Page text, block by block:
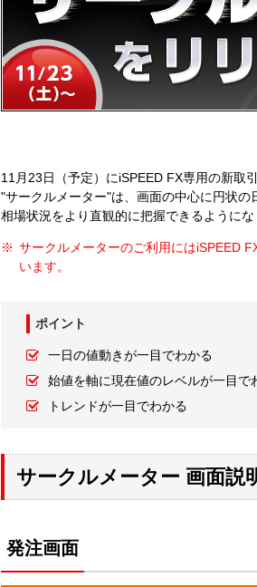
11月23日（予定）にiSPEED FX専用の新取
"サークルメーター"は、画面の中心に円状
相場状況をより直観的に把握できるように
サークルメーターのご利用にはiSPEED
います。
ポイント
一日の値動きが一目でわかる
始値を軸に現在値のレベルが一目で
トレンドが一目でわかる
サークルメーター 画面説
発注画面